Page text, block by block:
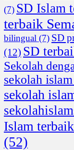
(7) SD Islam
terbaik
bilingual (7) SD
(12) SD
Sekolah
sekolah islam
sekolah
Islam terbaik
(52)